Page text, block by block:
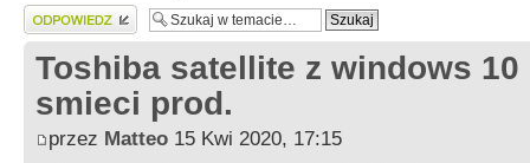
Wyślij odpowiedź
Toshiba satellite z windows
smieci prod.
przez Matteo 15 Kwi 2020, 17:15